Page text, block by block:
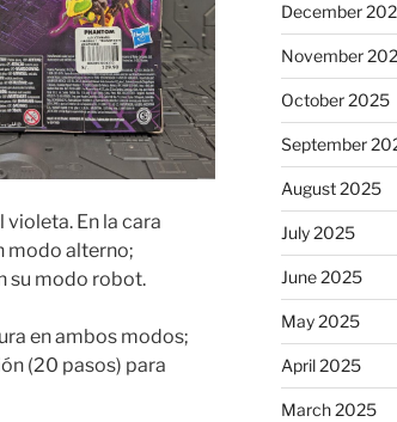
En la cara
modo alterno;
su modo robot.
en ambos modos;
(20 pasos) para
December
November
October 2025
September
August 2025
July 2025
June 2025
May 2025
April 2025
March 2025